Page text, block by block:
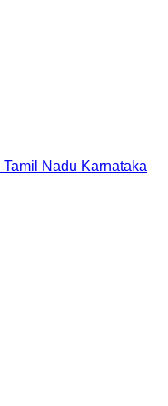
Tamil Nadu Karnataka